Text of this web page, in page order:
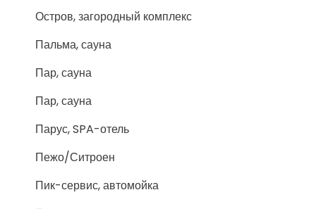
Остров, загородный комплекс
Пальма, сауна
Пар, сауна
Пар, сауна
Парус, SPA-отель
Пежо/Ситроен
Пик-сервис, автомойка